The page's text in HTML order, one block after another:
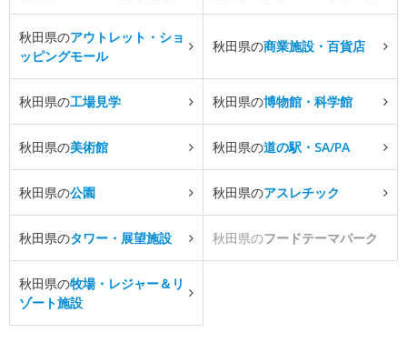
秋田県のアウトレット・ショ
ッピングモール
秋田県の商業施設・百貨店
秋田県の工場見学 秋田県の博物館・科学館
秋田県の美術館 秋田県の道の駅・SA/PA
秋田県の公園 秋田県のアスレチック
秋田県のタワー・展望施設 秋田県のフードテーマパーク
秋田県の牧場・レジャー＆リ
ゾート施設